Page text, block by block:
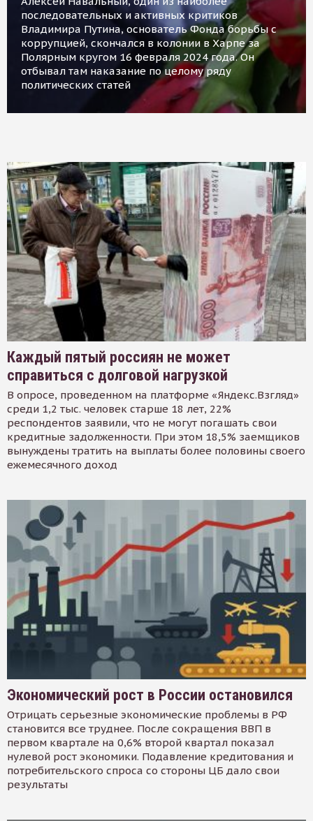
последовательных и активных критиков
Владимира Путина, основатель Фонда борьбы с
коррупцией, скончался в колонии в Харпе за
Полярным кругом 16 февраля 2024 года. Он
отбывал там наказание по целому ряду
политических статей
Каждый пятый россиян не может
справиться с долговой нагрузкой
В опросе, проведенном на платформе «Яндекс.Взгляд»
среди 1,2 тыс. человек старше 18 лет, 22%
респондентов заявили, что не могут погашать свои
кредитные задолженности. При этом 18,5% заемщиков
вынуждены тратить на выплаты более половины своего
ежемесячного доход
Экономический рост в России остановился
Отрицать серьезные экономические проблемы в РФ
становится все труднее. После сокращения ВВП в
первом квартале на 0,6% второй квартал показал
нулевой рост экономики. Подавление кредитования и
потребительского спроса со стороны ЦБ дало свои
результаты